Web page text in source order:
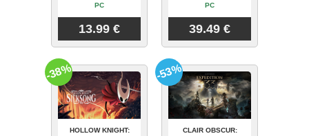
PC
13.99 €
PC
39.49 €
HOLLOW KNIGHT:
-38%
CLAIR OBSCUR:
-53%